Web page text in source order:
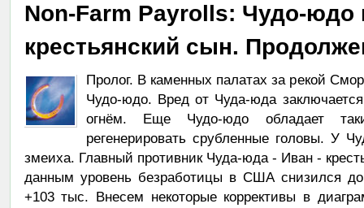
Non-Farm Payrolls: Чудо-юдо
крестьянский сын.
Пролог. В каменных палатах за рекой
Чудо-юдо. Вред от Чуда-юда
огнём. Еще Чудо-юдо обладает
регенерировать срубленные головы. У
змеиха. Главный противник Чуда-юда - Иван -
данным уровень безработицы в США снизился
+103 тыс. Внесем некоторые коррективы в